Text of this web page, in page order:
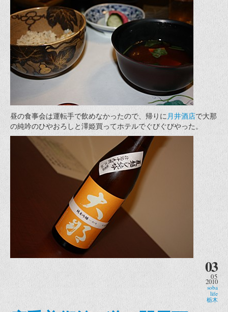
昼の食事会は運転手で飲めなかったので、帰りに月井酒店で大那
の純吟のひやおろしと澤姫買ってホテルでぐびぐびやった。
03
05
2010
soba
life
栃木